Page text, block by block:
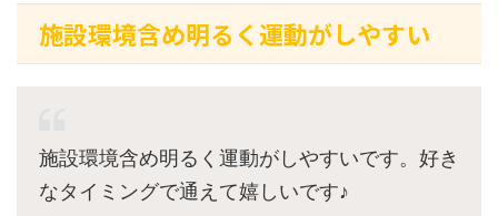
施設環境含め明るく運動がしやすい
施設環境含め明るく運動がしやすいです。好き
なタイミングで通えて嬉しいです♪